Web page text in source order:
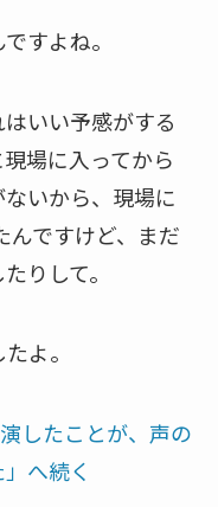
すよね。
いい予感がする
場に入ってから
いから、現場に
んですけど、まだ
りして。
よ。
したことが、声の
へ続く